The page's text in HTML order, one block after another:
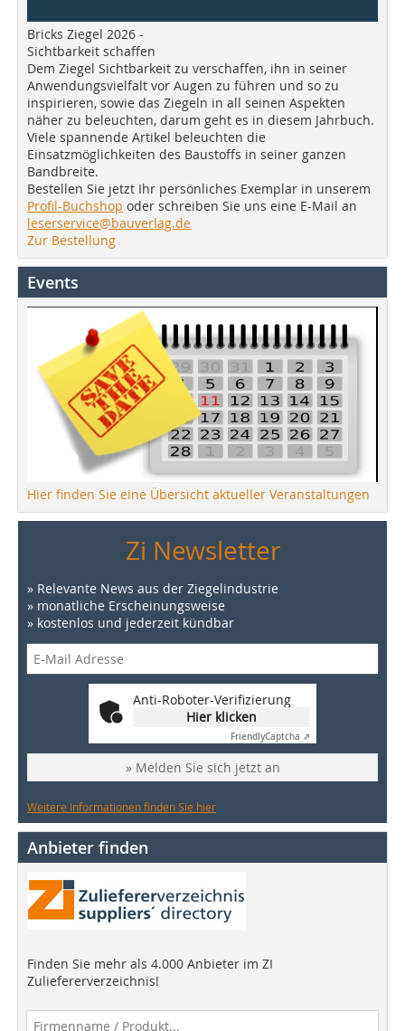
Bricks Ziegel 2026 -
Sichtbarkeit schaffen
Dem Ziegel Sichtbarkeit zu verschaffen, ihn in seiner
Anwendungsvielfalt vor Augen zu führen und so zu
inspirieren, sowie das Ziegeln in all seinen Aspekten
näher zu beleuchten, darum geht es in diesem Jahrbuch.
Viele spannende Artikel beleuchten die
Einsatzmöglichkeiten des Baustoffs in seiner ganzen
Bandbreite.
Bestellen Sie jetzt Ihr persönliches Exemplar in unserem
Profil-Buchshop oder schreiben Sie uns eine E-Mail an
leserservice@bauverlag.de
Zur Bestellung
Events
Hier finden Sie eine Übersicht aktueller Veranstaltungen
Zi Newsletter
» Relevante News aus der Ziegelindustrie
» monatliche Erscheinungsweise
» kostenlos und jederzeit kündbar
Anti-Roboter-Verifizierung
Hier klicken
FriendlyCaptcha ⇗
» Melden Sie sich jetzt an
Weitere Informationen finden Sie hier
Anbieter finden
Finden Sie mehr als 4.000 Anbieter im ZI
Zuliefererverzeichnis!